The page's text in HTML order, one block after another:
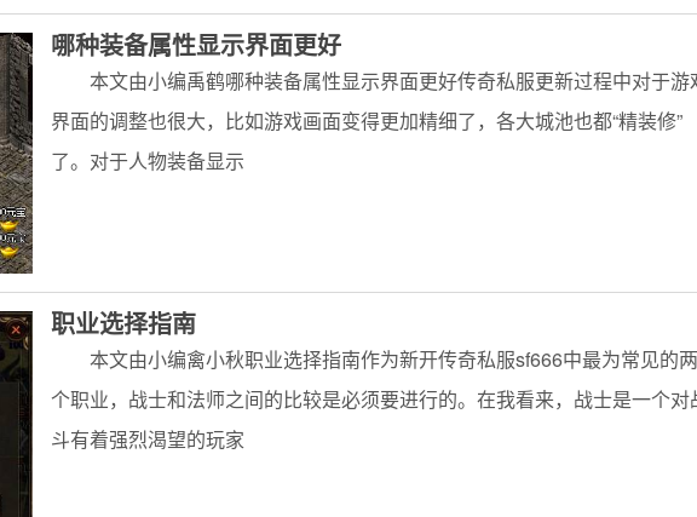
哪种装备属性显示界面更好
本文由小编禹鹤哪种装备属性显示界面更好传奇私服更新过程中对于游
界面的调整也很大，比如游戏画面变得更加精细了，各大城池也都“精装修”
了。对于人物装备显示
职业选择指南
本文由小编禽小秋职业选择指南作为新开传奇私服sf666中最为常见的两
个职业，战士和法师之间的比较是必须要进行的。在我看来，战士是一个对
斗有着强烈渴望的玩家